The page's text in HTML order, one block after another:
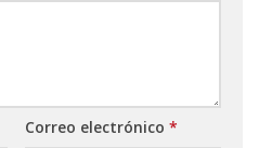
Correo electrónico *